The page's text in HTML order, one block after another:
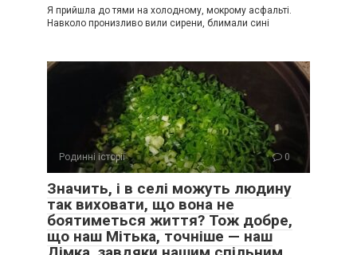
Я прийшла до тями на холодному, мокрому асфальті.
Навколо пронизливо вили сирени, блимали сині
Родинні історії 0
Значить, і в селі можуть людину
так виховати, що вона не
боятиметься життя? Тож добре,
що наш Мітька, точніше — наш